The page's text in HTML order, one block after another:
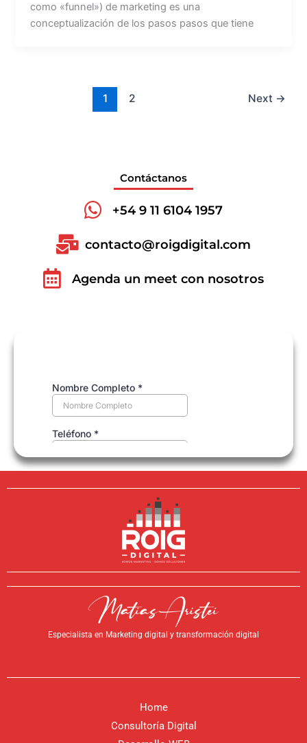
como «funnel») de marketing es una
conceptualización de los pasos pasos que tiene
1 2 Next →
Contáctanos
+54 9 11 6104 1957
contacto@roigdigital.com
Agenda un meet con nosotros
Especialista en Marketing digital y transformación digital
Home
Consultoría Digital